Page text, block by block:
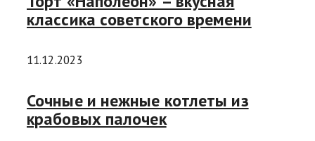
классика советского времени
11.12.2023
Сочные и нежные котлеты из
крабовых палочек